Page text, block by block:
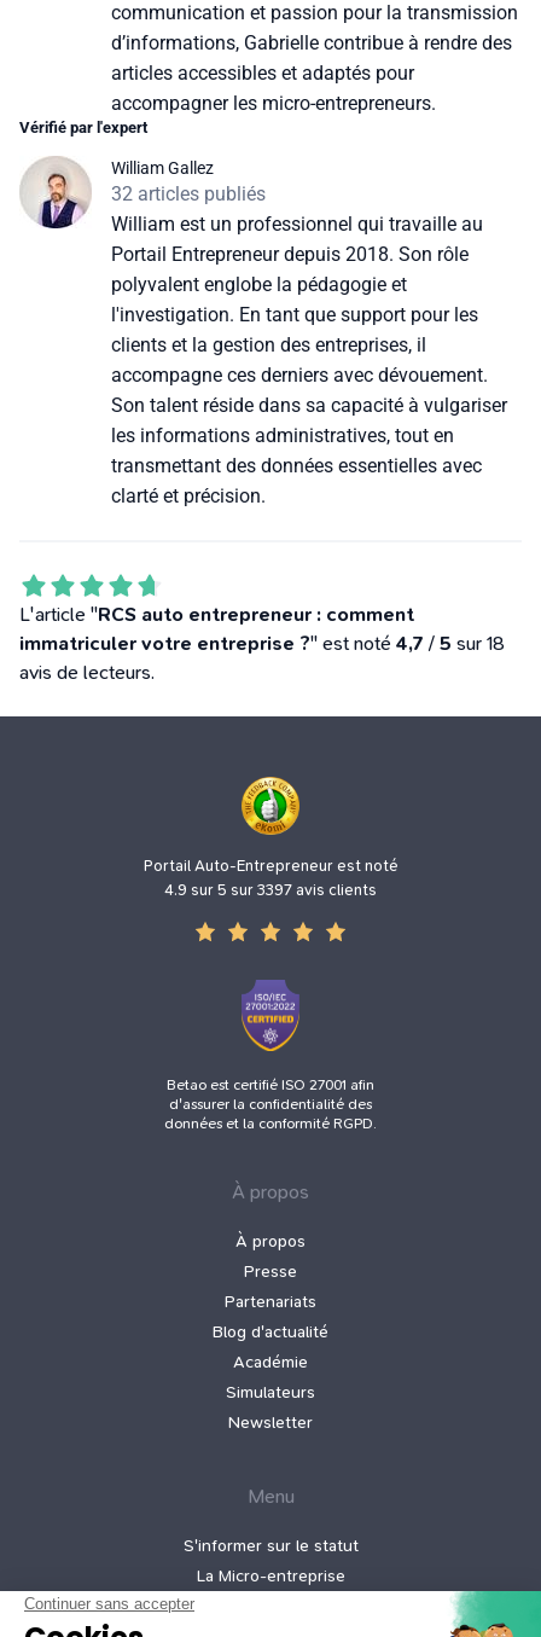
communication et passion pour la transmission
d’informations, Gabrielle contribue à rendre des
articles accessibles et adaptés pour
accompagner les micro-entrepreneurs.
Vérifié par l'expert
William Gallez
32 articles publiés
William est un professionnel qui travaille au
Portail Entrepreneur depuis 2018. Son rôle
polyvalent englobe la pédagogie et
l'investigation. En tant que support pour les
clients et la gestion des entreprises, il
accompagne ces derniers avec dévouement.
Son talent réside dans sa capacité à vulgariser
les informations administratives, tout en
transmettant des données essentielles avec
clarté et précision.
L'article "RCS auto entrepreneur : comment
immatriculer votre entreprise ?" est noté 4,7 / 5 sur 18
avis de lecteurs.
Portail Auto-Entrepreneur est noté
4.9 sur 5 sur 3397 avis clients
Betao est certifié ISO 27001 afin
d'assurer la confidentialité des
données et la conformité RGPD.
À propos
À propos
Presse
Partenariats
Blog d'actualité
Académie
Simulateurs
Newsletter
Menu
S'informer sur le statut
La Micro‑entreprise
Création d’auto‑entreprise